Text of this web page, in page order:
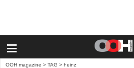
≡
OOH magazine > TAG > heinz